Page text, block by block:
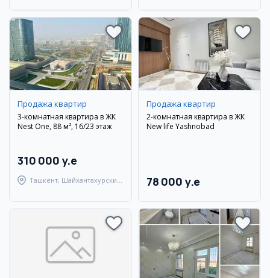
Продажа квартир
3-комнатная квартира в ЖК
Nest One, 88 м², 16/23 этаж
310 000 y.e
Ташкент, Шайхантахурский
Продажа квартир
2-комнатная квартира в ЖК
New life Yashnobad
78 000 y.e